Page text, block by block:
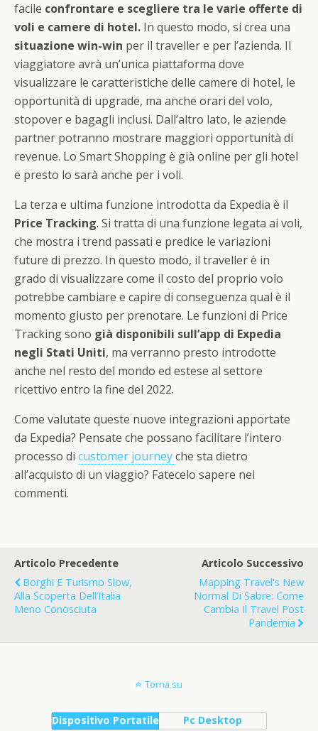
facile confrontare e scegliere tra le varie offerte di
voli e camere di hotel. In questo modo, si crea una
situazione win-win per il traveller e per l’azienda. Il
viaggiatore avrà un’unica piattaforma dove
visualizzare le caratteristiche delle camere di hotel, le
opportunità di upgrade, ma anche orari del volo,
stopover e bagagli inclusi. Dall’altro lato, le aziende
partner potranno mostrare maggiori opportunità di
revenue. Lo Smart Shopping è già online per gli hotel
e presto lo sarà anche per i voli.
La terza e ultima funzione introdotta da Expedia è il
Price Tracking. Si tratta di una funzione legata ai voli,
che mostra i trend passati e predice le variazioni
future di prezzo. In questo modo, il traveller è in
grado di visualizzare come il costo del proprio volo
potrebbe cambiare e capire di conseguenza qual è il
momento giusto per prenotare. Le funzioni di Price
Tracking sono già disponibili sull’app di Expedia
negli Stati Uniti, ma verranno presto introdotte
anche nel resto del mondo ed estese al settore
ricettivo entro la fine del 2022.
Come valutate queste nuove integrazioni apportate
da Expedia? Pensate che possano facilitare l’intero
processo di customer journeyche sta dietro
all’acquisto di un viaggio? Fatecelo sapere nei
commenti.
Articolo Precedente
Borghi E Turismo Slow,
Alla Scoperta Dell’Italia
Meno Conosciuta
Articolo Successivo
Mapping Travel's New
Normal Di Sabre: Come
Cambia Il Travel Post
Pandemia
Torna su
Dispositivo Portatile Pc Desktop